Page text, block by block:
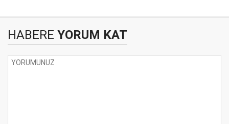
HABERE YORUM KAT